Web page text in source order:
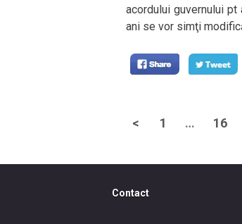
acordului guvernului
ani se vor simţi
< 1 … 16
Contact